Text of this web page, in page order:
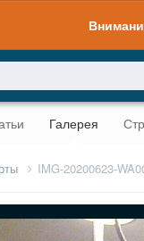
Галерея
IMG-20200623-